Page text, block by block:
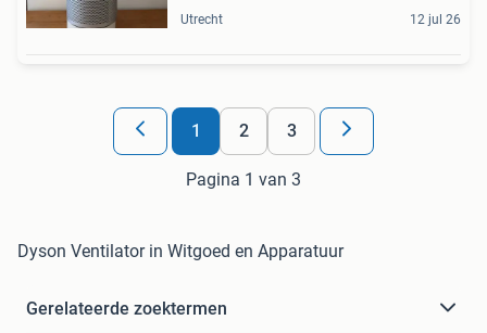
Utrecht 12 jul 26
1 2 3
Pagina 1 van 3
Dyson Ventilator in Witgoed en Apparatuur
Gerelateerde zoektermen